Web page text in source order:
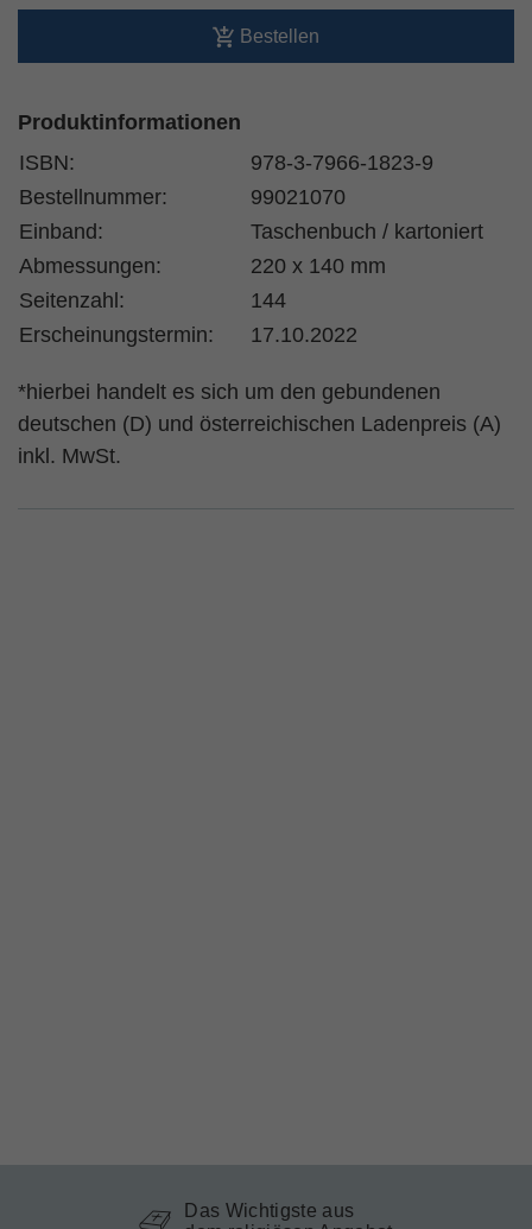
Bestellen
Produktinformationen
ISBN:
978-3-7966-1823-9
Bestellnummer:
99021070
Einband:
Taschenbuch / kartoniert
Abmessungen:
220 x 140 mm
Seitenzahl:
144
Erscheinungstermin:
17.10.2022
*hierbei handelt es sich um den gebundenen
deutschen (D) und österreichischen Ladenpreis (A)
inkl. MwSt.
Das Wichtigste aus